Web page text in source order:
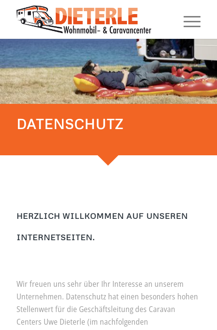
DATENSCHUTZ
HERZLICH WILLKOMMEN AUF UNSEREN
INTERNETSEITEN.
Wir freuen uns sehr über Ihr Interesse an unserem
Unternehmen. Datenschutz hat einen besonders hohen
Stellenwert für die Geschäftsleitung des Caravan
Centers Uwe Dieterle (im nachfolgenden